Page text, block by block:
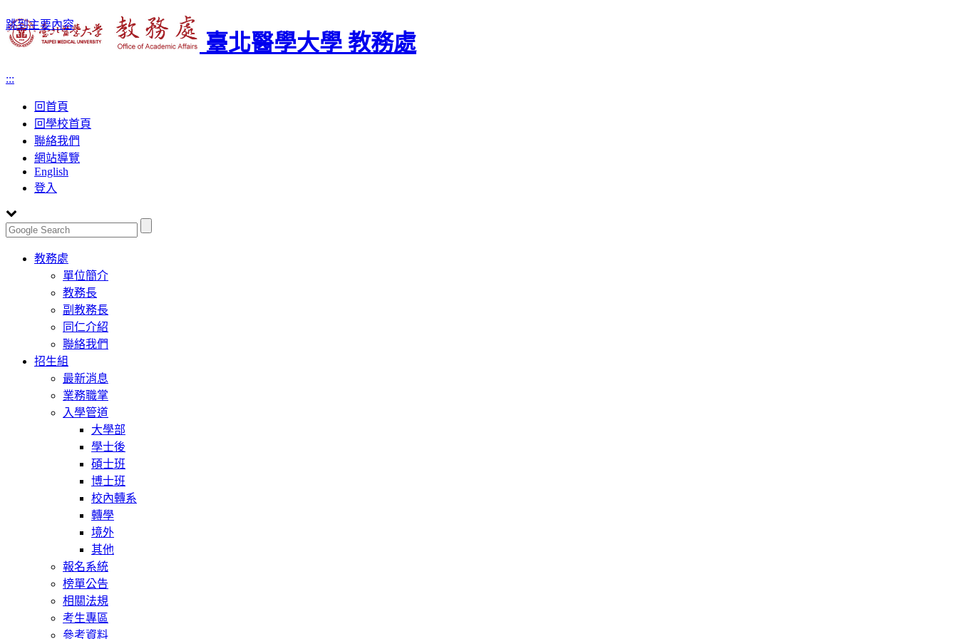
跳到主要內容
臺北醫學大學 教務處
:::
回首頁
回學校首頁
聯絡我們
網站導覽
English
登入
Toggle
navigation
教務處
單位簡介
教務長
副教務長
同仁介紹
聯絡我們
招生組
最新消息
業務職掌
入學管道
大學部
學士後
碩士班
博士班
校內轉系
轉學
境外
其他
報名系統
榜單公告
相關法規
考生專區
參考資料